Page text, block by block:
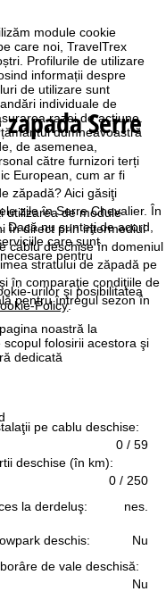
module cookie
care noi, TravelTrex
Profilurile de utilizare
informații despre
de utilizare sunt
individuale de
razei de acțiune.
dumneavoastră
de asemenea,
către furnizori terți
European, cum ar fi
utilizarea de module
Dacă nu sunteţi de acord,
care sunt
pentru
urilor şi posibilitatea
Policy.
noastră la
folosirii acestora şi
dedicată
Serre
zăpadă? Aici găsiţi
zile în Serre Chevalier. În
în direct prin intermediul
cablu deschise în domeniul
stratului de zăpadă pe
în comparaţie condiţiile de
pentru întregul sezon în
pe cablu deschise:
0 / 59
deschise (în km):
0 / 250
la derdeluş: nes.
deschis:
Nu
de vale deschisă:
Nu